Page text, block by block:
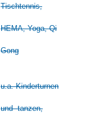
Tischtennis,
HEMA, Yoga, Qi
Gong
u.a. Kinderturnen
und -tanzen,